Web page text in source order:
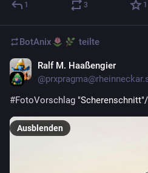
1 3 1
BotAnix teilte
Ralf M. Haaßengier
@
#FotoVorschlag "Scherenschnitt"/
Ausblenden